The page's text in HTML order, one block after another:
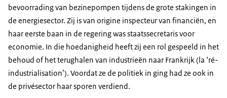
bevoorrading van bezinepompen tijdens de grote stakingen in
de energiesector. Zij is van origine inspecteur van financiën, en
haar eerste baan in de regering was staatssecretaris voor
economie. In die hoedanigheid heeft zij een rol gespeeld in het
behoud of het terughalen van industrieën naar Frankrijk (la ‘ré-
industrialisation’). Voordat ze de politiek in ging had ze ook in
de privésector haar sporen verdiend.